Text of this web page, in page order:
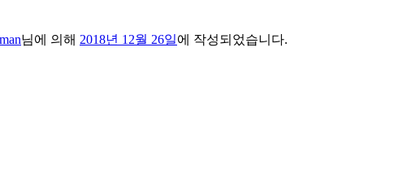
님에 의해 2018년 12월 26일에 작성되었습니다.